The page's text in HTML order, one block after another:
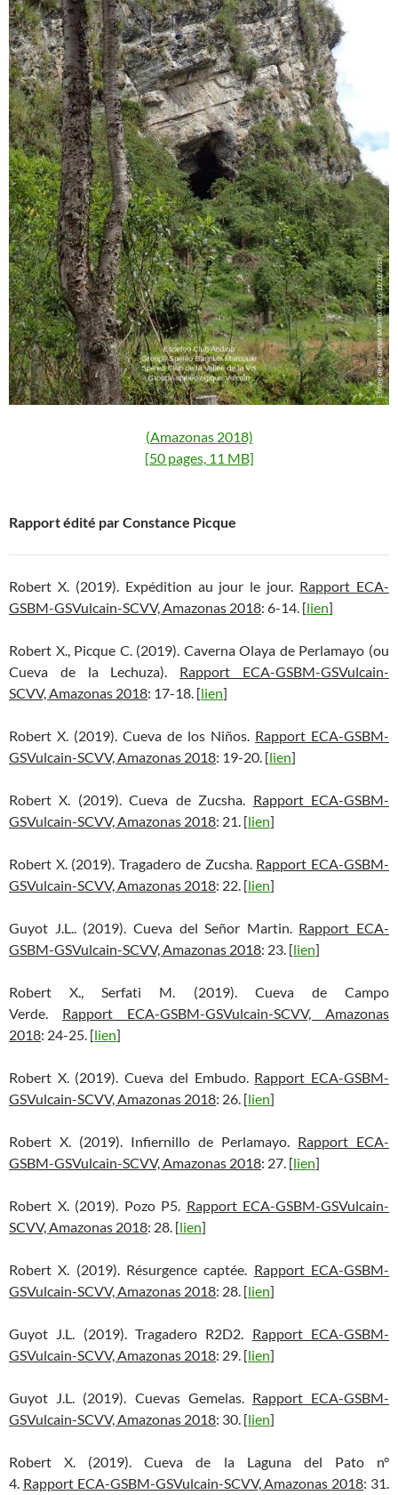
(Amazonas 2018)
[50 pages, 11 MB]
Rapport édité par Constance Picque
Robert X. (2019). Expédition au jour le jour. Rapport ECA-
GSBM-GSVulcain-SCVV, Amazonas 2018: 6-14. [lien]
Robert X., Picque C. (2019). Caverna Olaya de Perlamayo (ou
Cueva de la Lechuza). Rapport ECA-GSBM-GSVulcain-
SCVV, Amazonas 2018: 17-18. [lien]
Robert X. (2019). Cueva de los Niños. Rapport ECA-GSBM-
GSVulcain-SCVV, Amazonas 2018: 19-20. [lien]
Robert X. (2019). Cueva de Zucsha. Rapport ECA-GSBM-
GSVulcain-SCVV, Amazonas 2018: 21. [lien]
Robert X. (2019). Tragadero de Zucsha. Rapport ECA-GSBM-
GSVulcain-SCVV, Amazonas 2018: 22. [lien]
Guyot J.L.. (2019). Cueva del Señor Martin. Rapport ECA-
GSBM-GSVulcain-SCVV, Amazonas 2018: 23. [lien]
Robert X., Serfati M. (2019). Cueva de Campo
Verde. Rapport ECA-GSBM-GSVulcain-SCVV, Amazonas
2018: 24-25. [lien]
Robert X. (2019). Cueva del Embudo. Rapport ECA-GSBM-
GSVulcain-SCVV, Amazonas 2018: 26. [lien]
Robert X. (2019). Infiernillo de Perlamayo. Rapport ECA-
GSBM-GSVulcain-SCVV, Amazonas 2018: 27. [lien]
Robert X. (2019). Pozo P5. Rapport ECA-GSBM-GSVulcain-
SCVV, Amazonas 2018: 28. [lien]
Robert X. (2019). Résurgence captée. Rapport ECA-GSBM-
GSVulcain-SCVV, Amazonas 2018: 28. [lien]
Guyot J.L. (2019). Tragadero R2D2. Rapport ECA-GSBM-
GSVulcain-SCVV, Amazonas 2018: 29. [lien]
Guyot J.L. (2019). Cuevas Gemelas. Rapport ECA-GSBM-
GSVulcain-SCVV, Amazonas 2018: 30. [lien]
Robert X. (2019). Cueva de la Laguna del Pato n°
4. Rapport ECA-GSBM-GSVulcain-SCVV, Amazonas 2018: 31.